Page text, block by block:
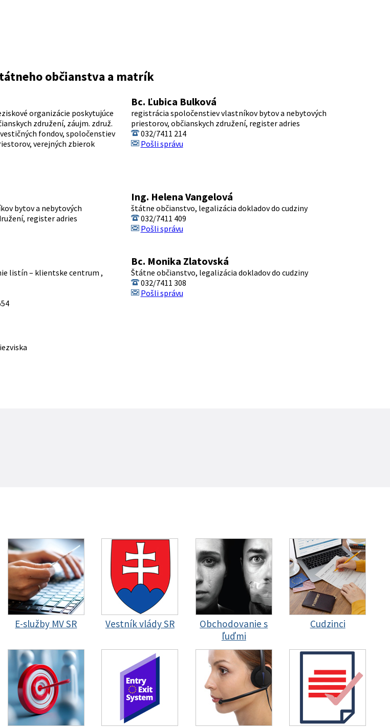
občianstva a matrík
organizácie poskytujúce
združení, záujm. združ.
fondov, spoločenstiev
verejných zbierok
Bc. Ľubica Bulková
registrácia spoločenstiev vlastníkov bytov a nebytových
priestorov, občianskych združení, register adries
032/7411 214
Pošli správu
bytov a nebytových
register adries
Ing. Helena Vangelová
štátne občianstvo, legalizácia dokladov do cudziny
032/7411 409
Pošli správu
listín – klientske centrum ,
Bc. Monika Zlatovská
Štátne občianstvo, legalizácia dokladov do cudziny
032/7411 308
Pošli správu
E-služby MV SR Vestník vlády SR
Obchodovanie s
ľuďmi
Cudzinci